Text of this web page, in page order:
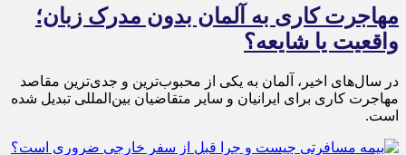
مهاجرت کاری به آلمان بدون مدرک زبان؛
واقعیت یا شایعه؟
در سال‌های اخیر، آلمان به یکی از محبوب‌ترین و جدی‌ترین مقاصد
مهاجرت کاری برای ایرانیان و سایر متقاضیان بین‌المللی تبدیل شده
است.